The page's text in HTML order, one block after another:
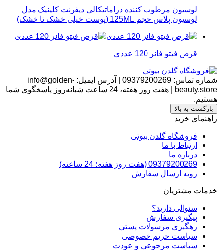
لوسیون مرطوب کننده دراماتیکالی دیفرنت کلینیک مدل
لوسیون پلاس حجم 125ML (پوست خیلی خشک تا خشک)
قرص فیتو فانر 120 عددی
شماره تماس: 09379200269 آدرس ایمیل: info@golden-
beauty.store
هفت روز هفته، 24 ساعت شبانه‌روز پاسخگوی شما
هستیم.
بازگشت به بالا
راهنمای خرید
فروشگاه گلدن بیوتی
ارتباط با ما
درباره ما
09379200269 (هفت روز هفته؛ 24 ساعته)
رویه ارسال سفارش
خدمات مشتریان
سئوالی دارید؟
پیگیری سفارش
رهگیری مرسولات پستی
سیاست حریم خصوصی
سیاست مرجوعی و عودت